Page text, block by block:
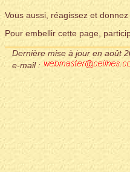
Vous aussi, réagissez et
Pour embellir cette page,
Dernière mise à jour en août
e-mail :